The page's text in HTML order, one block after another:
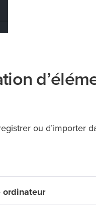
ou d’importer
ordinateur